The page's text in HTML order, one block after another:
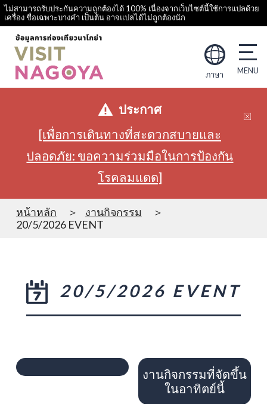
ไม่สามารถรับประกันความถูกต้องได้ 100% เนื่องจากเว็บไซต์นี้ใช้การแปลด้วย
เครื่อง ชื่อเฉพาะบางคำ เป็นต้น อาจแปลได้ไม่ถูกต้องนัก
ภาษา
ประกาศ
[เพื่อการเดินทางที่สะดวกสบายและ
ปลอดภัย: ขอความร่วมมือในการป้องกัน
โรคลมแดด]
หน้าหลัก
งานกิจกรรม
20/5/2026 EVENT
20/5/2026 EVENT
งานกิจกรรมที่จัดขึ้น
ในอาทิตย์นี้